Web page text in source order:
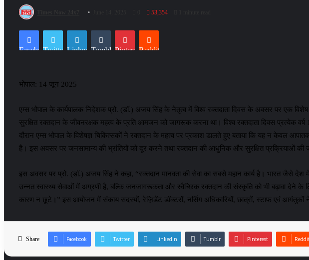
53,354
FacebookTwitter LinkedInTumblr PinterestReddit
भोपाल: 14 जून 2025
एम्स भोपाल के कार्यपालक निदेशक प्रो. (डॉ.) अजय सिंह के नेतृत्व में विश्व रक्तदाता दिवस के अवसर पर एक
सुरक्षित रक्तदान के जीवनरक्षक महत्व के प्रति आमजन को जागरूक करना था। विश्व रक्तदाता दिवस प्रत्येक
दौरान एम्स भोपाल के विशेषज्ञ चिकित्सकों ने रक्तदान के महत्व पर प्रकाश डालते हुए बताया कि यह न केवल
है। इस अवसर पर जनसामान्य की भ्रांतियों को दूर करने तथा रक्तदान की आधुनिक और सुरक्षित प्रक्रियाओं की
इस अवसर पर प्रो. (डॉ.) अजय सिंह ने कहा, “रक्तदान मानवता की सेवा का सबसे महान कार्य है। भारत जैसे
उन्नत स्वास्थ्य सेवाओं में अग्रणी है, बल्कि जनजागरूकता और स्वैच्छिक रक्तदान की संस्कृति को भी बढ़ावा देने के
कारण न छूटे।” इस आयोजन में संकाय सदस्यों, रेज़िडेंट डॉक्टरों, नर्सिंग अधिकारियों, छात्रों, स्टाफ एवं
Share Facebook Twitter LinkedIn Tumblr Pinterest